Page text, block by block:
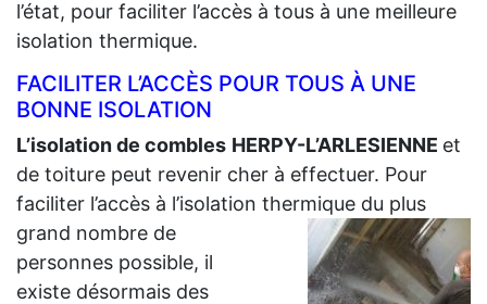
l’état, pour faciliter l’accès à tous à une meilleure
isolation thermique.
FACILITER L’ACCÈS POUR TOUS À UNE
BONNE ISOLATION
L’isolation de combles HERPY-L’ARLESIENNE et
de toiture peut revenir cher à effectuer. Pour
faciliter l’accès à l’isolation thermique du plus
grand nombre de
personnes possible, il
existe désormais des